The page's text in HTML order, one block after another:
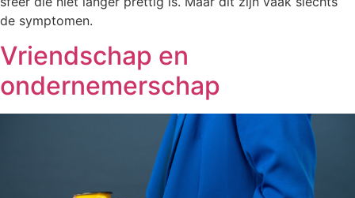
de symptomen.
Vriendschap en
ondernemerschap